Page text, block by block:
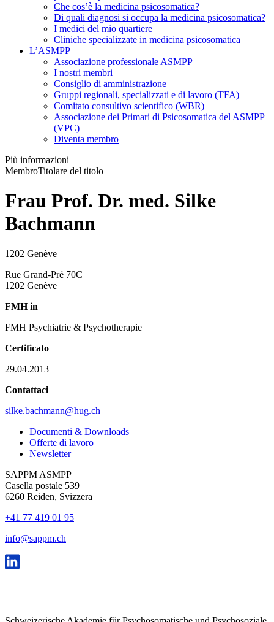
Che cos’è la medicina psicosomatica?
Di quali diagnosi si occupa la medicina psicosomatica?
I medici del mio quartiere
Cliniche specializzate in medicina psicosomatica
L’ASMPP
Associazione professionale ASMPP
I nostri membri
Consiglio di amministrazione
Gruppi regionali, specializzati e di lavoro (TFA)
Comitato consultivo scientifico (WBR)
Associazione dei Primari di Psicosomatica del ASMPP
(VPC)
Diventa membro
Più informazioni
MembroTitolare del titolo
Frau Prof. Dr. med. Silke
Bachmann
1202 Genève
Rue Grand-Pré 70C
1202 Genève
FMH in
FMH Psychiatrie & Psychotherapie
Certificato
29.04.2013
Contattaci
silke.bachmann@hug.ch
Documenti & Downloads
Offerte di lavoro
Newsletter
SAPPM ASMPP
Casella postale 539
6260 Reiden, Svizzera
+41 77 419 01 95
info@sappm.ch